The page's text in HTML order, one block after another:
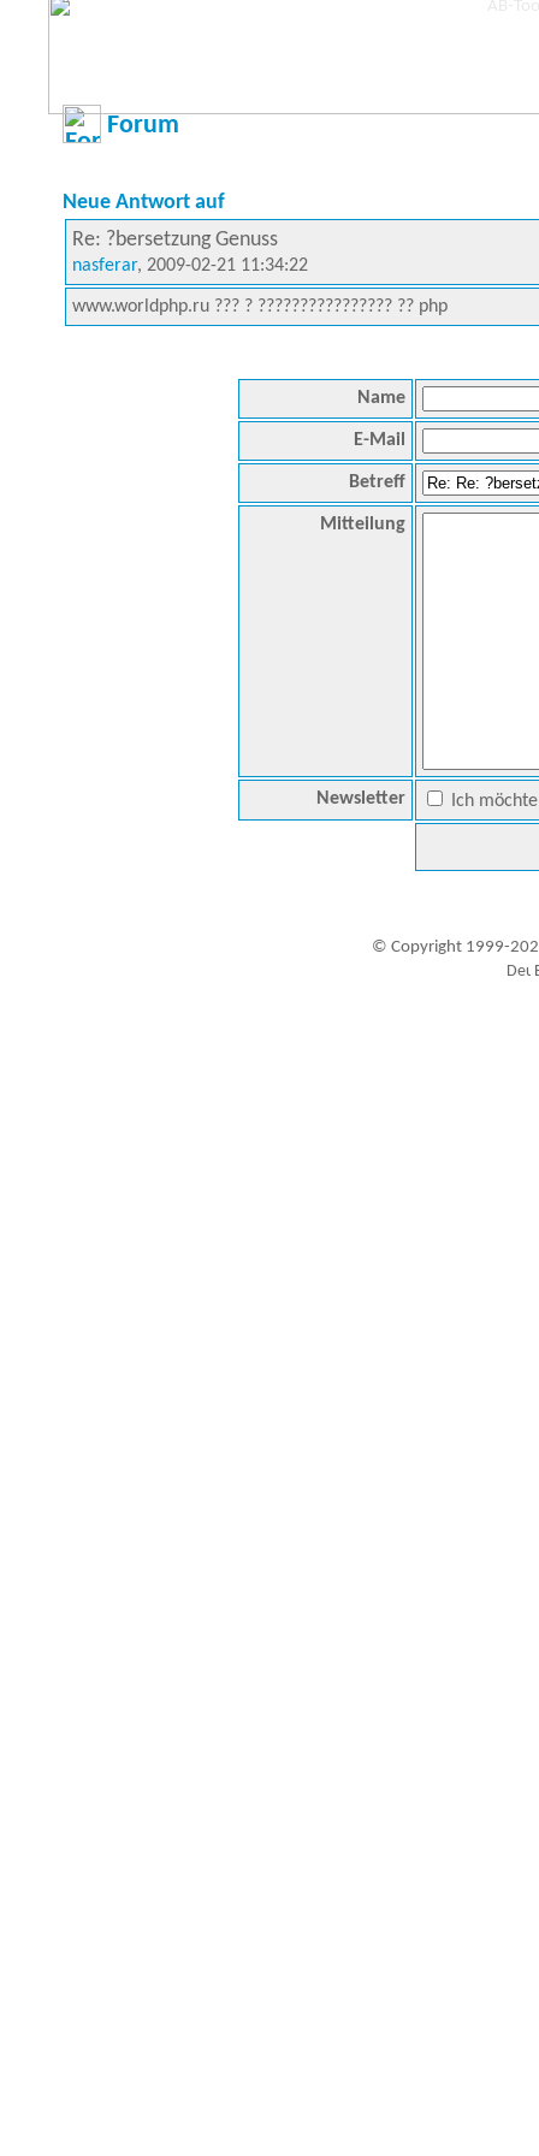
Forum
Neue Antwort auf
Re: ?bersetzung Genuss
nasferar, 2009-02-21 11:34:22
www.worldphp.ru ??? ? ???????????????? ?? php
Name
E-Mail
Betreff
Mitteilung
Newsletter Ich
© Copyright 1999-